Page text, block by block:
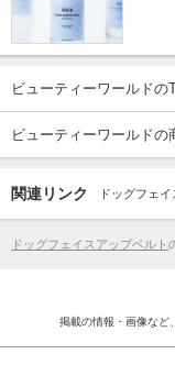
ビューティーワールドの
ビューティーワールドの
関連リンク ドッグフェ
ドッグフェイスアップベルト
掲載の情報・画像など